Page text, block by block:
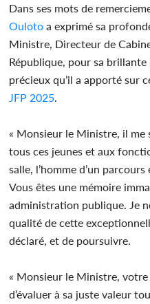
Dans ses mots de
Ouloto a exprimé sa
Ministre, Directeur de
République, pour sa
précieux qu’il a apporté sur
JFP 2025.
« Monsieur le Ministre, il me
tous ces jeunes et aux
salle, l’homme d’un
Vous êtes une mémoire
administration publique. Je
qualité de cette
déclaré, et de poursuivre.
« Monsieur le Ministre,
d’évaluer à sa juste valeur